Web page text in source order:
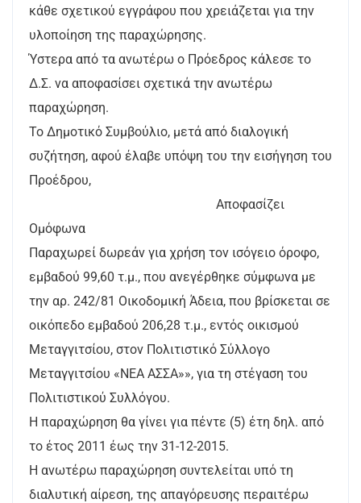
κάθε σχετικού εγγράφου που χρειάζεται για την
υλοποίηση της παραχώρησης.
Ύστερα από τα ανωτέρω ο Πρόεδρος κάλεσε το
Δ.Σ. να αποφασίσει σχετικά την ανωτέρω
παραχώρηση.
Το Δημοτικό Συμβούλιο, μετά από διαλογική
συζήτηση, αφού έλαβε υπόψη του την εισήγηση του
Προέδρου,
Αποφασίζει
Ομόφωνα
Παραχωρεί δωρεάν για χρήση τον ισόγειο όροφο,
εμβαδού 99,60 τ.μ., που ανεγέρθηκε σύμφωνα με
την αρ. 242/81 Οικοδομική Άδεια, που βρίσκεται σε
οικόπεδο εμβαδού 206,28 τ.μ., εντός οικισμού
Μεταγγιτσίου, στον Πολιτιστικό Σύλλογο
Μεταγγιτσίου «ΝΕΑ ΑΣΣΑ»», για τη στέγαση του
Πολιτιστικού Συλλόγου.
Η παραχώρηση θα γίνει για πέντε (5) έτη δηλ. από
το έτος 2011 έως την 31-12-2015.
Η ανωτέρω παραχώρηση συντελείται υπό τη
διαλυτική αίρεση, της απαγόρευσης περαιτέρω